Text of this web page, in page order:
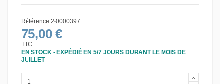
Référence 2-0000397
75,00 €
TTC
EN STOCK - EXPÉDIÉ EN 5/7 JOURS DURANT LE MOIS DE
JUILLET